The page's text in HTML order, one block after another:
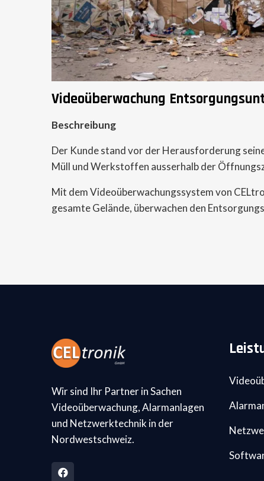
Videoüberwachung
Beschreibung
Der Kunde stand vor der Herausforderung
Müll und Werkstoffen ausserhalb der
Mit dem Videoüberwachungssystem von
gesamte Gelände, überwachen den
Wir sind Ihr Partner in Sachen
Videoüberwachung, Alarmanlagen
und Netzwerktechnik in der
Nordwestschweiz.